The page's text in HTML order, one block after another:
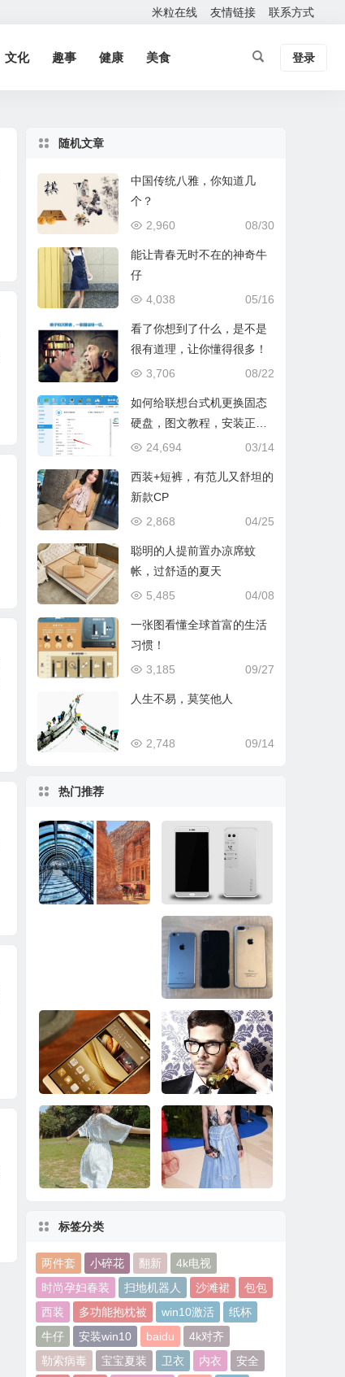
米粒在线 友情链接 联系方式
文化 趣事 健康 美食 登录
随机文章
中国传统八雅，你知道几
个？
08/30
2,960
能让青春无时不在的神奇牛
仔
05/16
4,038
看了你想到了什么，是不是
很有道理，让你懂得很多！
08/22
3,706
如何给联想台式机更换固态
硬盘，图文教程，安装正版
win10含在线激活方法
03/14
24,694
西装+短裤，有范儿又舒坦的
新款CP
04/25
2,868
聪明的人提前置办凉席蚊
帐，过舒适的夏天
04/08
5,485
一张图看懂全球首富的生活
习惯！
09/27
3,185
人生不易，莫笑他人
09/14
2,748
热门推荐
还有10天！魅族PRO
7邀请函曝光：主打双
屏
Surface Pro推送固件
修复关机BUG：依然
没彻底解决
iPhone 8想要真正的
成功到底有多难？
华为Mate 8系统更
新：玩《王者荣耀》
更流畅
十大最奇葩手机配件
看完果然大开眼界
变形记
毛边趋势
标签分类
两件套 小碎花 翻新
4k电视
时尚孕妇春装
扫地机器人 沙滩裙
包包
西装
多功能抱枕被 win10激活
纸杯
牛仔
安装win10 baidu
4k对齐
勒索病毒
宝宝夏装 卫衣 内衣
安全